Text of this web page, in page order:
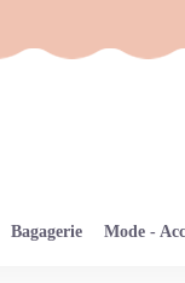
Bagagerie Mode -